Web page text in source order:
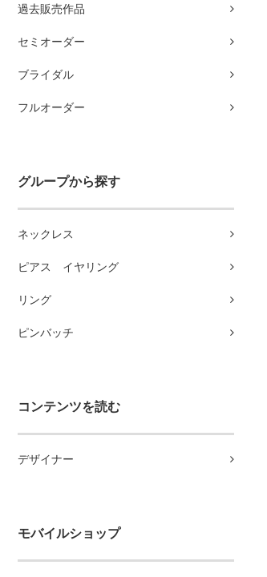
過去販売作品
セミオーダー
ブライダル
フルオーダー
グループから探す
ネックレス
ピアス イヤリング
リング
ピンバッチ
コンテンツを読む
デザイナー
モバイルショップ